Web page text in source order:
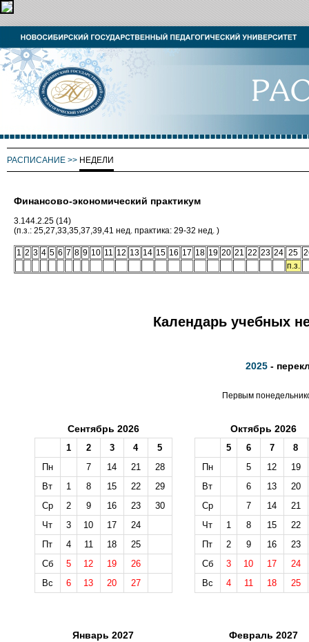
РАСПИСАНИЕ >> НЕДЕЛИ
Финансово-экономический практикум
3.144.2.25 (14)
(п.з.: 25,27,33,35,37,39,41 нед. практика: 29-32 нед. )
1 2 3 4 5 6 7 8 9 10 11 12 13 14 15 16 17 18 19 20 21 22 23 24 25
п.з.
Календарь учебных
2025 -
Первым
Сентябрь 2026
1 2 3 4
5
Пн
7 14 21
28
Вт
1 8 15 22
29
Ср
2 9 16 23
30
Чт
3 10 17
24
Пт
4 11 18
25
Сб
5 12 19
26
Вс
6 13 20 27
Октябрь 2026
5 6 7
8
Пн
5 12
19
Вт
6 13
20
Ср
7 14
21
Чт
1 8 15
22
Пт
2 9 16
23
Сб
3 10 17
24
Вс
4 11 18 25
Январь 2027 Февраль 2027